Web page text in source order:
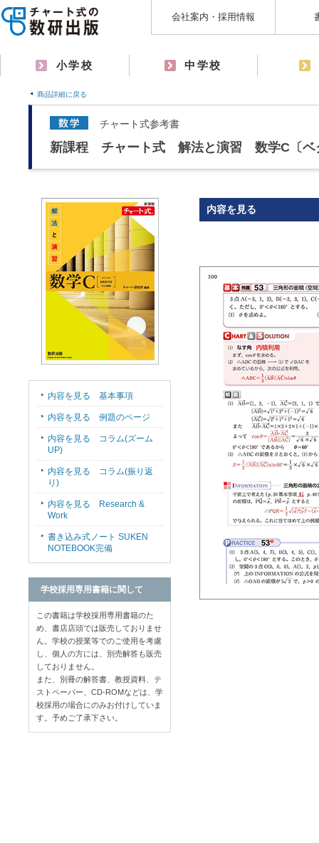
会社案内・採用情報
小学校 中学校
商品詳細に戻る
チャート式参考書
新課程 チャート式 解法と演習 数学C〔ベ
内容を見る
内容を見る 基本事項
内容を見る 例題のページ
内容を見る コラム(ズーム
UP)
内容を見る コラム(振り返
り)
内容を見る Research &
Work
書き込み式ノート SUKEN
NOTEBOOK完備
学校採用専用書籍に関して
この書籍は学校採用専用書籍のた
め、書店店頭では販売しておりませ
ん。学校の授業等でのご使用を考慮
し、個人の方には、別売解答も販売
しておりません。
また、別冊の解答書、教授資料、テ
ストペーパー、CD-ROMなどは、学
校採用の場合にのみお付けしていま
す。予めご了承下さい。